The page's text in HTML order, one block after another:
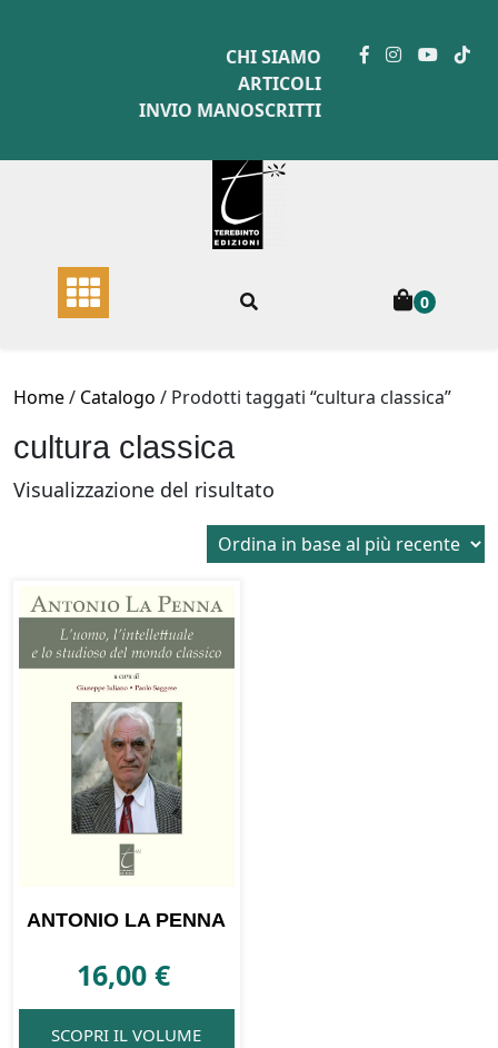
CHI SIAMO
ARTICOLI
INVIO MANOSCRITTI
0
Home/ Catalogo / Prodotti taggati “cultura classica”
cultura classica
Visualizzazione del risultato
ANTONIO LA PENNA
16,00€
SCOPRI IL VOLUME